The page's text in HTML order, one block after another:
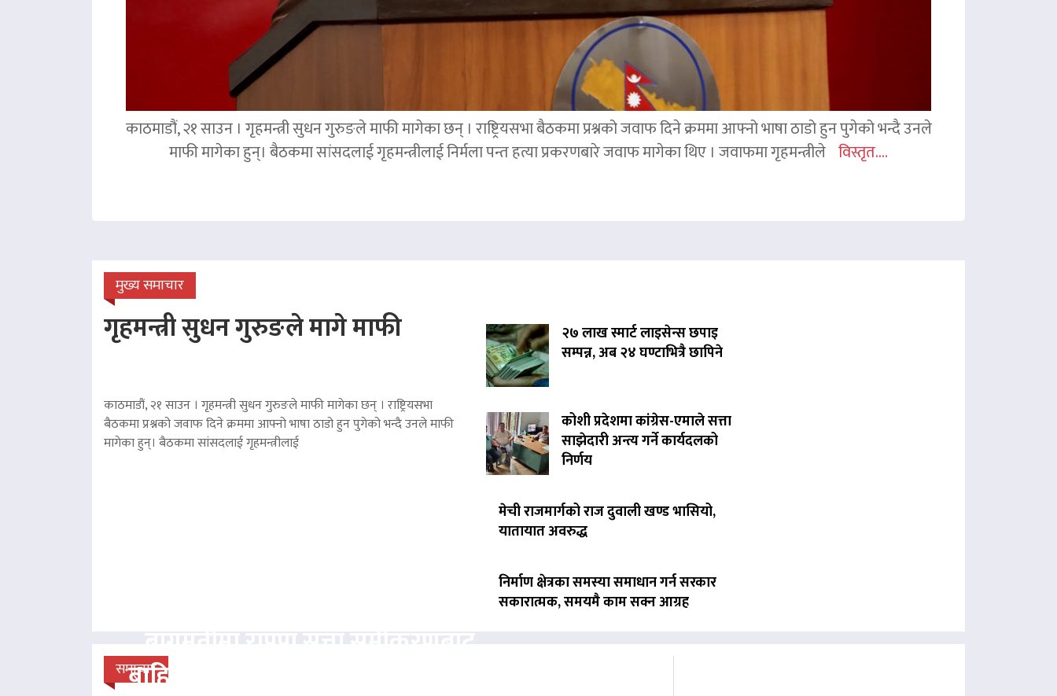
काठमाडौं, २१ साउन । गृहमन्त्री सुधन गुरुङले माफी मागेका छन् । राष्ट्रियसभा बैठकमा प्रश्नको जवाफ दिने क्रममा आफ्नो भाषा ठाडो हुन पुगेको भन्दै उनले
माफी मागेका हुन्। बैठकमा सांसदलाई गृहमन्त्रीलाई निर्मला पन्त हत्या प्रकरणबारे जवाफ मागेका थिए । जवाफमा गृहमन्त्रीले विस्तृत....
मुख्य समाचार
गृहमन्त्री सुधन गुरुङले मागे माफी
काठमाडौं, २१ साउन । गृहमन्त्री सुधन गुरुङले माफी मागेका छन् । राष्ट्रियसभा
बैठकमा प्रश्नको जवाफ दिने क्रममा आफ्नो भाषा ठाडो हुन पुगेको भन्दै उनले माफी
मागेका हुन्। बैठकमा सांसदलाई गृहमन्त्रीलाई
२७ लाख स्मार्ट लाइसेन्स छपाइ
सम्पन्न, अब २४ घण्टाभित्रै छापिने
कोशी प्रदेशमा कांग्रेस-एमाले सत्ता
साझेदारी अन्त्य गर्ने कार्यदलको
निर्णय
मेची राजमार्गको राज दुवाली खण्ड भासियो,
यातायात अवरुद्ध
निर्माण क्षेत्रका समस्या समाधान गर्न सरकार
सकारात्मक, समयमै काम सक्न आग्रह
समाचार
बाहिर, बानियाँ सरकार जोगाउने प्रयासमा